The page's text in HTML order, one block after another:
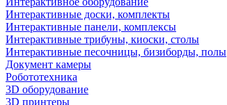
Интерактивные доски, комплекты
Интерактивные панели, комплексы
Интерактивные трибуны, киоски, столы
Интерактивные песочницы, бизиборды, полы
Документ камеры
Робототехника
3D оборудование
3D принтеры